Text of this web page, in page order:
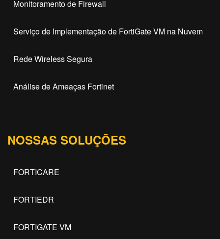
Monitoramento de Firewall
Serviço de Implementação de FortiGate VM na Nuvem
Rede Wireless Segura
Análise de Ameaças Fortinet
NOSSAS SOLUÇÕES
FORTICARE
FORTIEDR
FORTIGATE VM